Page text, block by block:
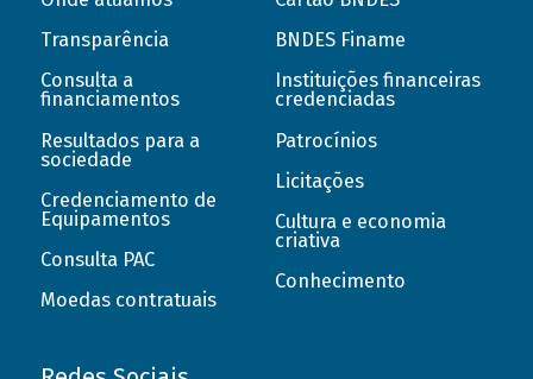
Transparência
Consulta a
financiamentos
Resultados para a
sociedade
Credenciamento de
Equipamentos
Consulta PAC
Moedas contratuais
BNDES Finame
Instituições financeiras
credenciadas
Patrocínios
Licitações
Cultura e economia
criativa
Conhecimento